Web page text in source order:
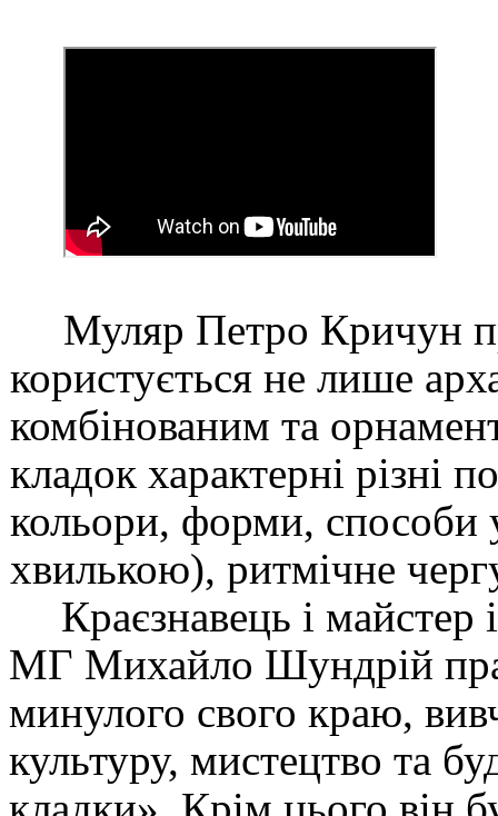
Муляр Петро Кричун
користується не лише
комбінованим та
кладок характерні різні
кольори, форми, способи
хвилькою), ритмічне
Краєзнавець і майстер
МГ Михайло Шундрій
минулого свого краю,
культуру, мистецтво та